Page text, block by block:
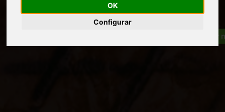
OK
Configurar